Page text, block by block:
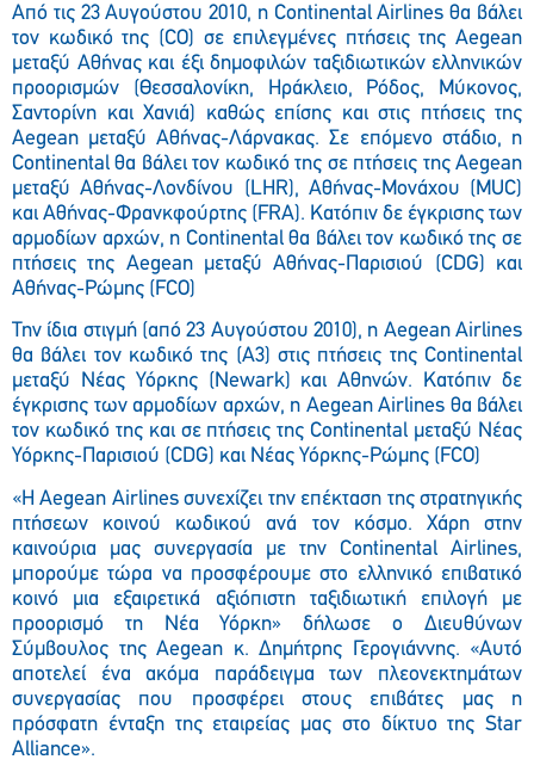
Από τις 23 Αυγούστου 2010, η Continental Airlines θα βάλει
τον κωδικό της (CO) σε επιλεγμένες πτήσεις της Aegean
μεταξύ Αθήνας και έξι δημοφιλών ταξιδιωτικών ελληνικών
προορισμών (Θεσσαλονίκη, Ηράκλειο, Ρόδος, Μύκονος,
Σαντορίνη και Χανιά) καθώς επίσης και στις πτήσεις της
Aegean μεταξύ Αθήνας-Λάρνακας. Σε επόμενο στάδιο, η
Continental θα βάλει τον κωδικό της σε πτήσεις της Aegean
μεταξύ Αθήνας-Λονδίνου (LHR), Αθήνας-Μονάχου (MUC)
και Αθήνας-Φρανκφούρτης (FRA). Κατόπιν δε έγκρισης των
αρμοδίων αρχών, η Continental θα βάλει τον κωδικό της σε
πτήσεις της Aegean μεταξύ Αθήνας-Παρισιού (CDG) και
Αθήνας-Ρώμης (FCO)
Την ίδια στιγμή (από 23 Αυγούστου 2010), η Aegean Airlines
θα βάλει τον κωδικό της (Α3) στις πτήσεις της Continental
μεταξύ Νέας Υόρκης (Newark) και Αθηνών. Κατόπιν δε
έγκρισης των αρμοδίων αρχών, η Aegean Airlines θα βάλει
τον κωδικό της και σε πτήσεις της Continental μεταξύ Νέας
Υόρκης-Παρισιού (CDG) και Νέας Υόρκης-Ρώμης (FCO)
«Η Aegean Airlines συνεχίζει την επέκταση της στρατηγικής
πτήσεων κοινού κωδικού ανά τον κόσμο. Χάρη στην
καινούρια μας συνεργασία με την Continental Airlines,
μπορούμε τώρα να προσφέρουμε στο ελληνικό επιβατικό
κοινό μια εξαιρετικά αξιόπιστη ταξιδιωτική επιλογή με
προορισμό τη Νέα Υόρκη» δήλωσε ο Διευθύνων
Σύμβουλος της Aegean κ. Δημήτρης Γερογιάννης. «Αυτό
αποτελεί ένα ακόμα παράδειγμα των πλεονεκτημάτων
συνεργασίας που προσφέρει στους επιβάτες μας η
πρόσφατη ένταξη της εταιρείας μας στο δίκτυο της Star
Alliance».